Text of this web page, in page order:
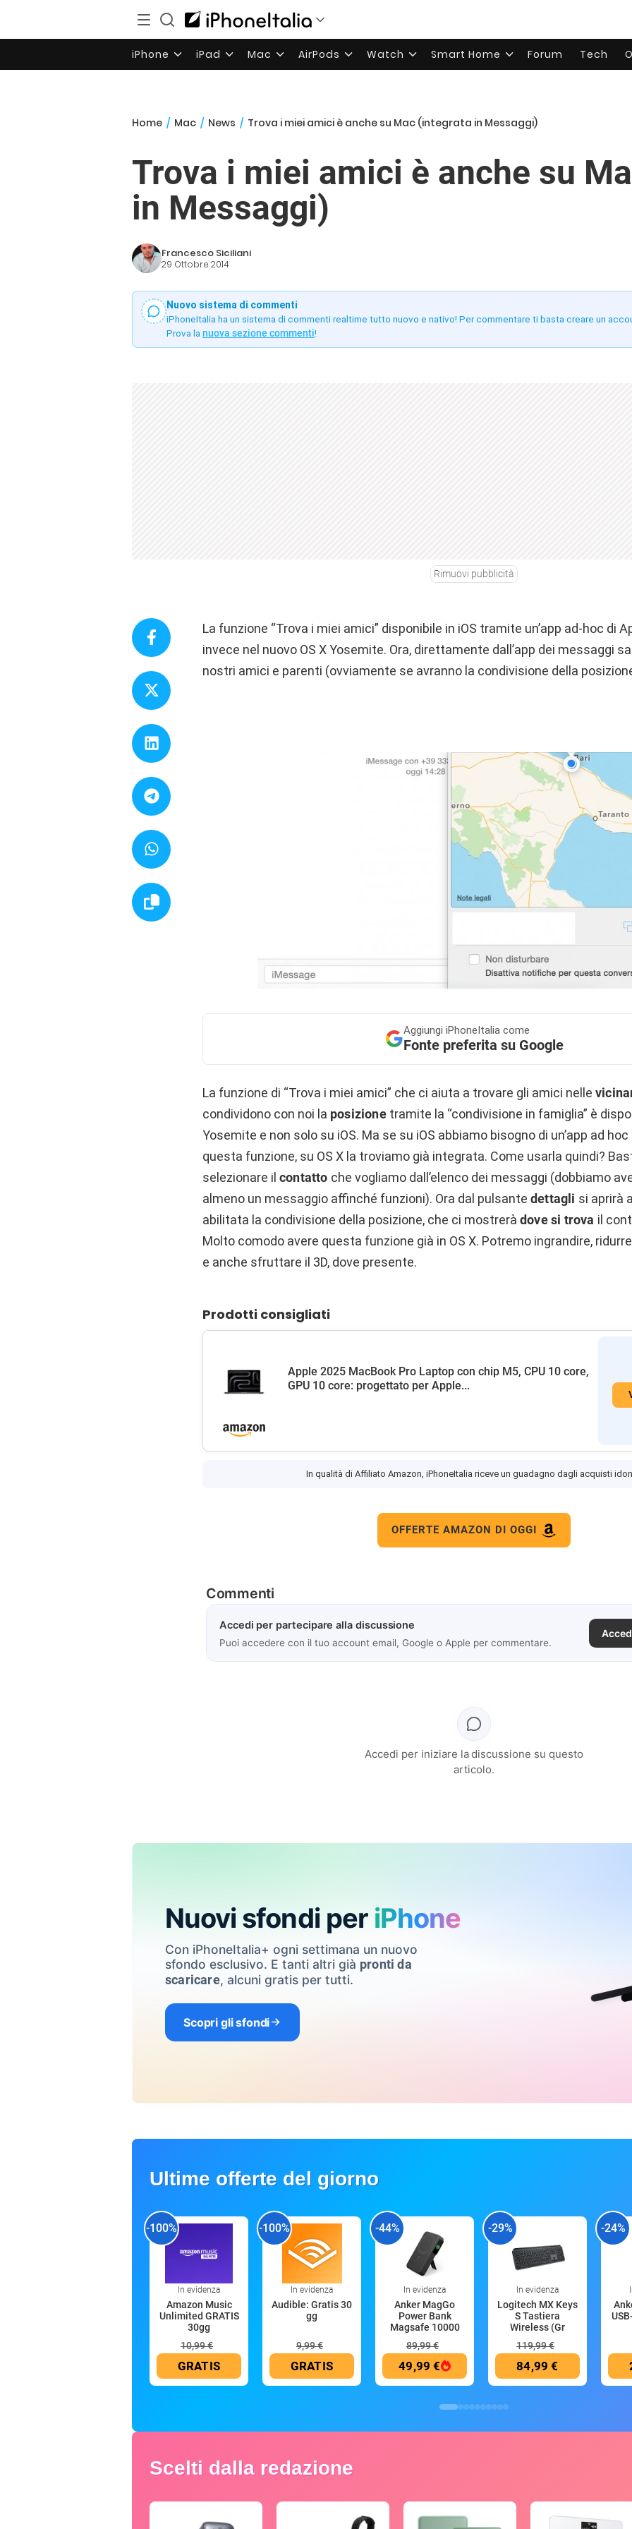
iPhone iPad Mac AirPods Watch Smart Home Forum Tech
Home / Mac / News / Trova i miei amici è anche su Mac (integrata in Messaggi)
Trova i miei amici è anche su
in Messaggi)
Francesco Siciliani
29 Ottobre 2014
Nuovo sistema di commenti
iPhoneItalia ha un sistema di commenti realtime tutto nuovo e nativo! Per commentare ti basta creare un
Prova la nuova sezione commenti!
Rimuovi pubblicità
La funzione “Trova i miei amici” disponibile in iOS tramite un’app ad-hoc di
invece nel nuovo OS X Yosemite. Ora, direttamente dall’app dei messaggi
nostri amici e parenti (ovviamente se avranno la condivisione della
Aggiungi iPhoneItalia come
Fonte preferita su Google
La funzione di “Trova i miei amici” che ci aiuta a trovare gli amici nelle
condividono con noi la posizionetramite la “condivisione in famiglia” è
Yosemite e non solo su iOS. Ma se su iOS abbiamo bisogno di un’app ad
questa funzione, su OS X la troviamo già integrata. Come usarla quindi?
selezionare il contatto che vogliamo dall’elenco dei messaggi (dobbiamo
almeno un messaggio affinché funzioni). Ora dal pulsante dettagli si aprirà
abilitata la condivisione della posizione, che ci mostrerà dove si trova il
Molto comodo avere questa funzione già in OS X. Potremo ingrandire,
e anche sfruttare il 3D, dove presente.
Prodotti consigliati
Apple 2025 MacBook Pro Laptop con chip M5, CPU 10 core,
GPU 10 core: progettato per Apple...
In qualità di Affiliato Amazon, iPhoneItalia riceve un guadagno dagli acquisti
OFFERTE AMAZON DI OGGI
Commenti
Accedi per partecipare alla discussione
Puoi accedere con il tuo account email, Google o Apple per commentare.
Accedi per iniziare la discussione su questo
articolo.
Nuovi sfondi per iPhone
Con iPhoneItalia+ ogni settimana un nuovo
sfondo esclusivo. E tanti altri già pronti da
scaricare, alcuni gratis per tutti.
Scopri gli sfondi
Ultime offerte del giorno
-100%
In evidenza
Amazon Music
Unlimited GRATIS
30gg
10,99 €
GRATIS
-100%
In evidenza
Audible: Gratis 30
gg
9,99 €
GRATIS
-44%
In evidenza
Anker MagGo
Power Bank
Magsafe 10000
89,99 €
49,99 €
-29%
In evidenza
Logitech MX Keys
S Tastiera
Wireless (Gr
119,99 €
84,99 €
-24%
Scelti dalla redazione